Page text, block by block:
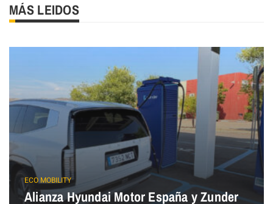
MÁS LEIDOS
ECO MOBILITY
Alianza Hyundai Motor España y Zunder